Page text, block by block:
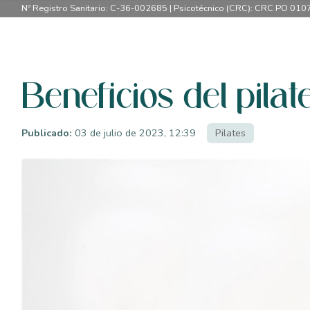
Nº Registro Sanitario: C-36-002685 | Psicotécnico (CRC): CRC PO
Beneficios del
Publicado: 03 de julio de 2023, 12:39 Pilates